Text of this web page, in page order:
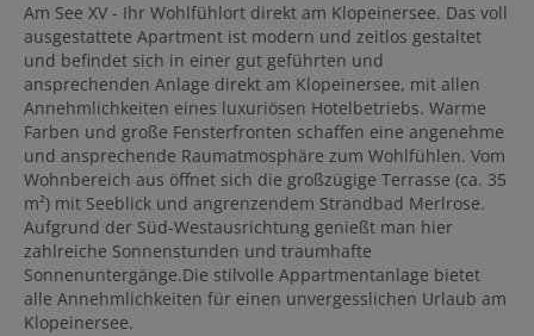
Am See XV - Ihr Wohlfühlort direkt am Klopeinersee. Das voll
ausgestattete Apartment ist modern und zeitlos gestaltet
und befindet sich in einer gut geführten und
ansprechenden Anlage direkt am Klopeinersee, mit allen
Annehmlichkeiten eines luxuriösen Hotelbetriebs. Warme
Farben und große Fensterfronten schaffen eine angenehme
und ansprechende Raumatmosphäre zum Wohlfühlen. Vom
Wohnbereich aus öffnet sich die großzügige Terrasse (ca. 35
m²) mit Seeblick und angrenzendem Strandbad Merlrose.
Aufgrund der Süd-Westausrichtung genießt man hier
zahlreiche Sonnenstunden und traumhafte
Sonnenuntergänge.Die stilvolle Appartmentanlage bietet
alle Annehmlichkeiten für einen unvergesslichen Urlaub am
Klopeinersee.